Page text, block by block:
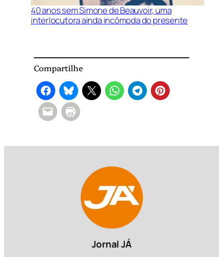
40 anos sem Simone de Beauvoir, uma
interlocutora ainda incômoda do presente
Compartilhe
Jornal JÁ